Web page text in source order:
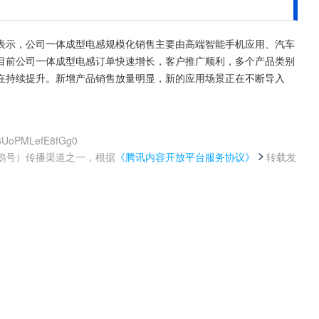
，公司一体成型电感规模化销售主要由高端智能手机应用、汽车
公司一体成型电感订单快速增长，客户推广顺利，多个产品类别
续提升。新增产品销售放量明显，新的应用场景正在不断导入
号）传播渠道之一，根据 《腾讯内容开放平台服务协议》 转载发